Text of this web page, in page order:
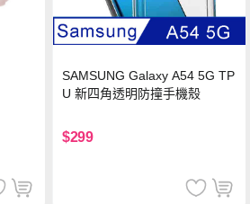
SAMSUNG Galaxy A54 5G TP
U 新四角透明防撞手機殼
$299